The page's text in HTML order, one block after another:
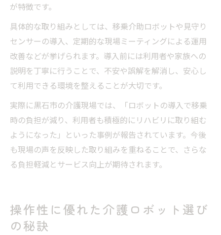
が特徴です。
具体的な取り組みとしては、移乗介助ロボットや見守り
センサーの導入、定期的な現場ミーティングによる運用
改善などが挙げられます。導入前には利用者や家族への
説明を丁寧に行うことで、不安や誤解を解消し、安心し
て利用できる環境を整えることが大切です。
実際に黒石市の介護現場では、「ロボットの導入で移乗
時の負担が減り、利用者も積極的にリハビリに取り組む
ようになった」といった事例が報告されています。今後
も現場の声を反映した取り組みを重ねることで、さらな
る負担軽減とサービス向上が期待されます。
操作性に優れた介護ロボット選び
の秘訣